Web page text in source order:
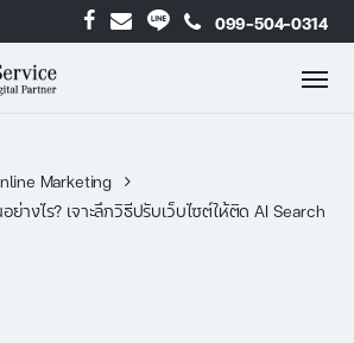
099-504-0314
Marketing
ย่างไร? เจาะลึกวิธีปรับเว็บไซต์ให้ติด AI Search